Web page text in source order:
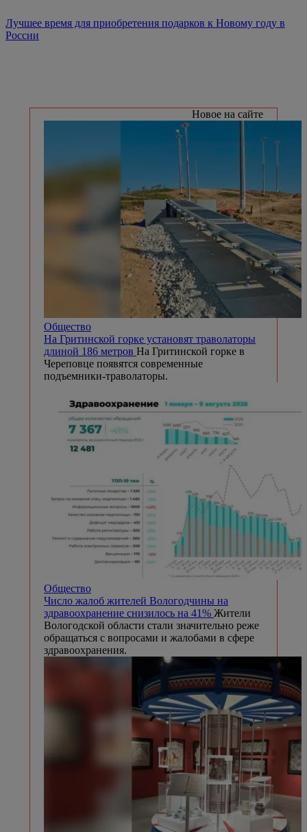
Лучшее время для приобретения подарков к Новому году в
России
Новое на сайте
Общество
На Гритинской горке установят траволаторы
длиной 186 метров На Гритинской горке в
Череповце появятся современные
подъемники-траволаторы.
Общество
Число жалоб жителей Вологодчины на
здравоохранение снизилось на 41% Жители
Вологодской области стали значительно реже
обращаться с вопросами и жалобами в сфере
здравоохранения.